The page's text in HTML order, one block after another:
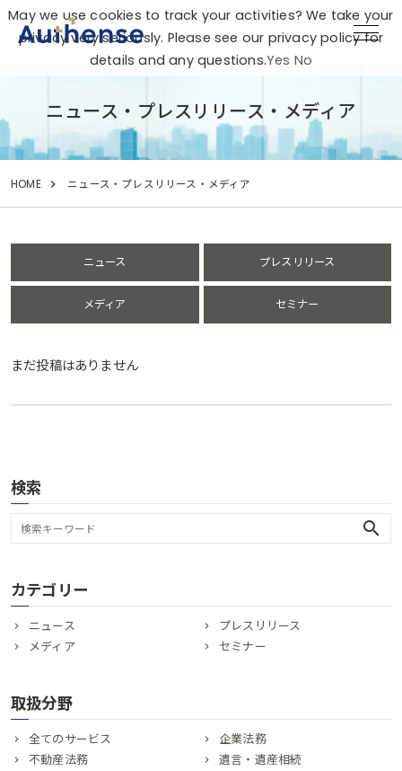
ニュース・プレスリリース・メディア
HOME ニュース・プレスリリース・メディア
ニュース プレスリリース
メディア セミナー
まだ投稿はありません
検索
search
カテゴリー
ニュース
プレスリリース
メディア
セミナー
取扱分野
全てのサービス
企業法務
不動産法務
遺言・遺産相続
May we use cookies to track your activities? We take your
privacy very seriously. Please see our privacy policy for
details and any questions.Yes No